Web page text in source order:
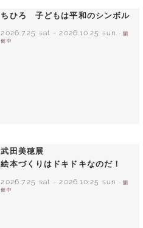
ちひろ 子どもは平和のシンボル
2026.7.25 sat -2026.10.25 sun
- 開
催中
武田美穂展
絵本づくりはドキドキなのだ！
2026.7.25 sat - 2026.10.25 sun
- 開
催中